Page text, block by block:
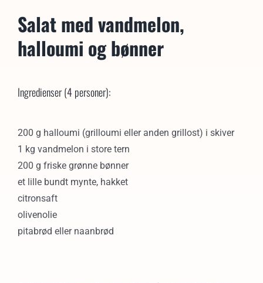
Salat med vandmelon,
halloumi og bønner
Ingredienser (4 personer):
200 g halloumi (grilloumi eller anden grillost) i skiver
1 kg vandmelon i store tern
200 g friske grønne bønner
et lille bundt mynte, hakket
citronsaft
olivenolie
pitabrød eller naanbrød